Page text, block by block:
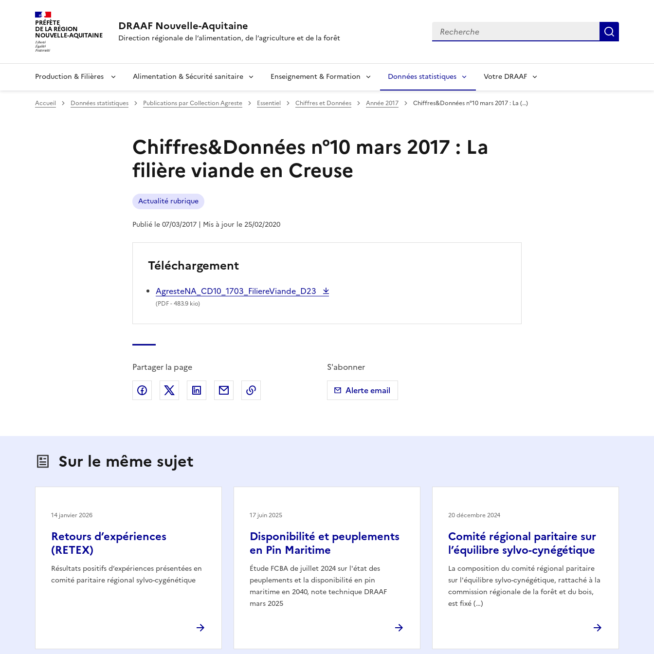
PRÉFÈTE
DE LA RÉGION
NOUVELLE-AQUITAINE
DRAAF Nouvelle-Aquitaine
Direction régionale de l’alimentation, de l’agriculture et de la forêt
Recherche
Production & Filières Alimentation & Sécurité sanitaire Enseignement & Formation Données statistiques Votre DRAAF
Accueil Données statistiques Publications par Collection Agreste Essentiel Chiffres et Données Année 2017 Chiffres&Données n°10 mars 2017 : La (…)
Chiffres&Données n°10 mars 2017 : La
filière viande en Creuse
Actualité rubrique
Publié le 07/03/2017 | Mis à jour le 25/02/2020
Téléchargement
AgresteNA_CD10_1703_FiliereViande_D23
(PDF- 483.9 kio)
Partager la page
Partager sur Facebook
Partager sur X (anciennement Twitter)
Partager sur LinkedIn
Partager par emailCopier dans le presse-papier
S'abonner
Alerte email
Sur le même sujet
Retours d’expériences
(RETEX)
Résultats positifs d’expériences présentées en
comité paritaire régional sylvo-cygénétique
14 janvier 2026
Disponibilité et peuplements
en Pin Maritime
Étude FCBA de juillet 2024 sur l'état des
peuplements et la disponibilité en pin
maritime en 2040, note technique DRAAF
mars 2025
17 juin 2025
Comité régional paritaire sur
l’équilibre sylvo-cynégétique
La composition du comité régional paritaire
sur l'équilibre sylvo-cynégétique, rattaché à la
commission régionale de la forêt et du bois,
est fixé (…)
20 décembre 2024